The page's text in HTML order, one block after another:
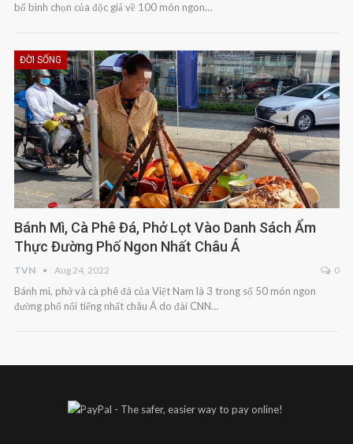
bố bình chọn của độc giả về 100 món ngon…
ĐỜI SỐNG
Bánh Mì, Cà Phê Đá, Phở Lọt Vào Danh Sách Ẩm
Thực Đường Phố Ngon Nhất Châu Á
TVN Aug 24, 2022 0
Bánh mì, phở và cà phê đá của Việt Nam là 3 trong số 50 món ngon
đường phố nổi tiếng nhất châu Á do đài CNN…